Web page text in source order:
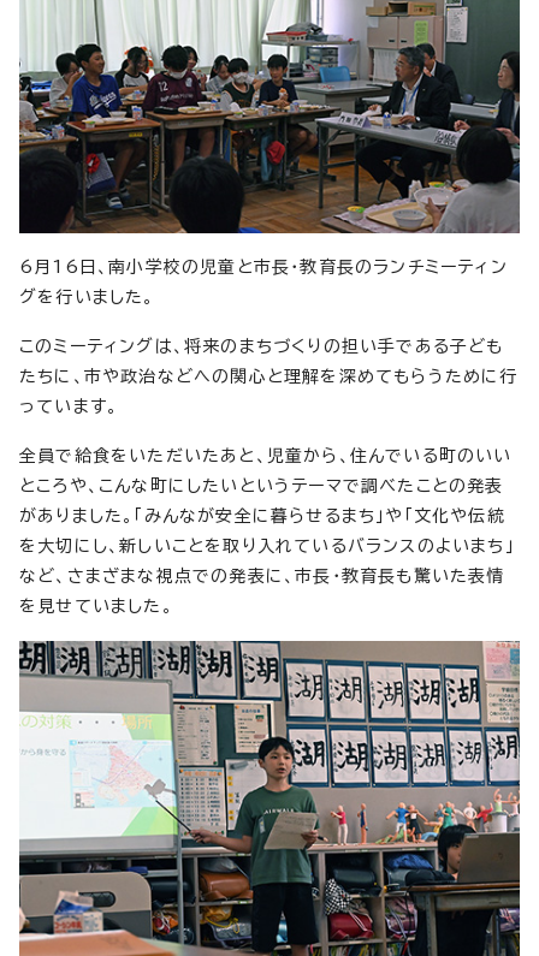
6月16日、南小学校の児童と市長・教育長のランチミーティン
グを行いました。
このミーティングは、将来のまちづくりの担い手である子ども
たちに、市や政治などへの関心と理解を深めてもらうために行
っています。
全員で給食をいただいたあと、児童から、住んでいる町のいい
ところや、こんな町にしたいというテーマで調べたことの発表
がありました。「みんなが安全に暮らせるまち」や「文化や伝統
を大切にし、新しいことを取り入れているバランスのよいまち」
など、さまざまな視点での発表に、市長・教育長も驚いた表情
を見せていました。